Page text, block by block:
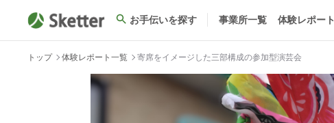
お手伝いを探す 事業所一覧 体験レポート
トップ 体験レポート一覧 寄席をイメージした三部構成の参加型演芸会